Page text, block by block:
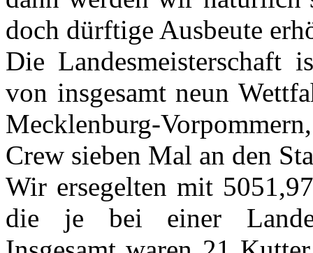
doch dürftige Ausbeute
Die Landesmeisterschaft
von insgesamt neun
Mecklenburg-
Crew sieben Mal an den
Wir ersegelten mit
die je bei einer